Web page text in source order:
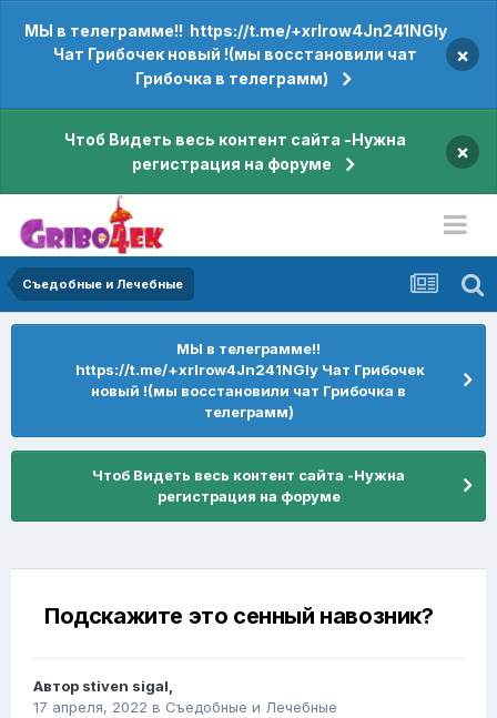
МЫ в телеграмме!! https://t.me/+xrIrow4Jn241NGIy
Чат Грибочек новый !(мы восстановили чат
Грибочка в телеграмм)
×
Чтоб Видеть весь контент сайта -Нужна
регистрация на форуме
×
Съедобные и Лечебные
МЫ в телеграмме!!
https://t.me/+xrIrow4Jn241NGIy Чат Грибочек
новый !(мы восстановили чат Грибочка в
телеграмм)
Чтоб Видеть весь контент сайта -Нужна
регистрация на форуме
Подскажите это сенный навозник?
Автор stiven sigal,
17 апреля, 2022 в Съедобные и Лечебные